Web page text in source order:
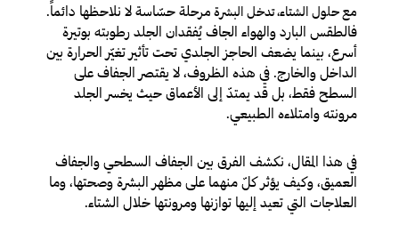
مع حلول الشتاء، تدخل البشرة مرحلة حسّاسة لا نلاحظها دائماً.
فالطقس البارد والهواء الجاف يُفقدان الجلد رطوبته بوتيرة
أسرع، بينما يضعف الحاجز الجلدي تحت تأثير تغيّر الحرارة بين
الداخل والخارج. في هذه الظروف، لا يقتصر الجفاف على
السطح فقط، بل قد يمتدّ إلى الأعماق حيث يخسر الجلد
مرونته وامتلاءه الطبيعي.
في هذا المقال، نكشف الفرق بين الجفاف السطحي والجفاف
العميق، وكيف يؤثر كلّ منهما على مظهر البشرة وصحتها، وما
العلاجات التي تعيد إليها توازنها ومرونتها خلال الشتاء.